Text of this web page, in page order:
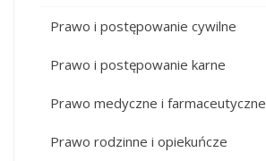
Prawo i postępowanie cywilne
Prawo i postępowanie karne
Prawo medyczne i farmaceutyczne
Prawo rodzinne i opiekuńcze